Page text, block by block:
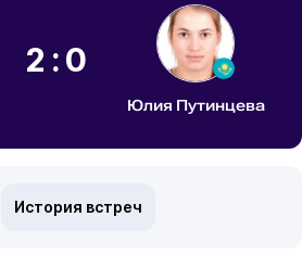
2:0
Юлия Путинцева
История встреч